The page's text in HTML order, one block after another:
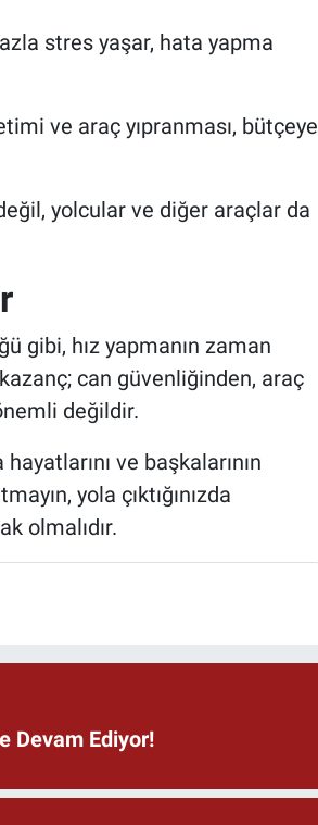
stres yaşar, hata yapma
ve araç yıpranması, bütçeye
yolcular ve diğer araçlar da
gibi, hız yapmanın zaman
kazanç; can güvenliğinden, araç
değildir.
ve başkalarının
yola çıktığınızda
olmalıdır.
Devam Ediyor!